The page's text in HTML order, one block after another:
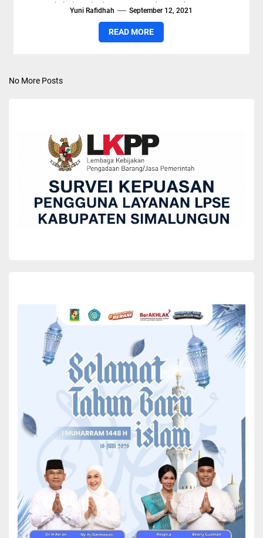
pada bulan Oktober 2021 mendatang di Papua...
Yuni Rafidhah September 12, 2021
READ MORE
No More Posts